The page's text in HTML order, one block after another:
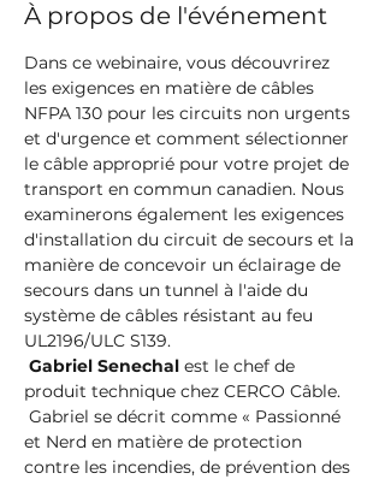
À propos de l'événement
Dans ce webinaire, vous découvrirez
les exigences en matière de câbles
NFPA 130 pour les circuits non urgents
et d'urgence et comment sélectionner
le câble approprié pour votre projet de
transport en commun canadien. Nous
examinerons également les exigences
d'installation du circuit de secours et la
manière de concevoir un éclairage de
secours dans un tunnel à l'aide du
système de câbles résistant au feu
UL2196/ULC S139.
Gabriel Senechal est le chef de
produit technique chez CERCO Câble.
et Nerd en matière de protection
contre les incendies, de prévention des